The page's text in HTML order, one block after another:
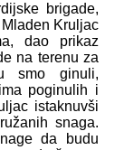
brigade,
Kruljac
dao prikaz
na terenu za
smo ginuli,
poginulih i
istaknuvši
snaga.
da budu